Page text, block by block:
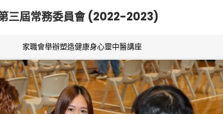
三屆常務委員會 (2022-2023)
家職會舉辦塑造健康身心靈中醫講座